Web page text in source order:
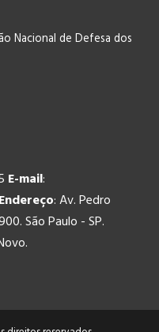
Nacional de Defesa dos
E-mail:
Endereço: Av. Pedro
São Paulo - SP.